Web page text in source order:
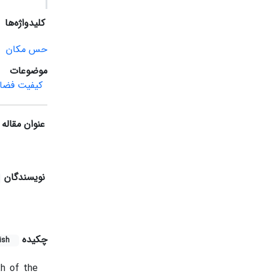
کلیدواژه‌ها
حس مکان
موضوعات
کیفیت
عنوان مقاله
نویسندگان
چکیده
of the